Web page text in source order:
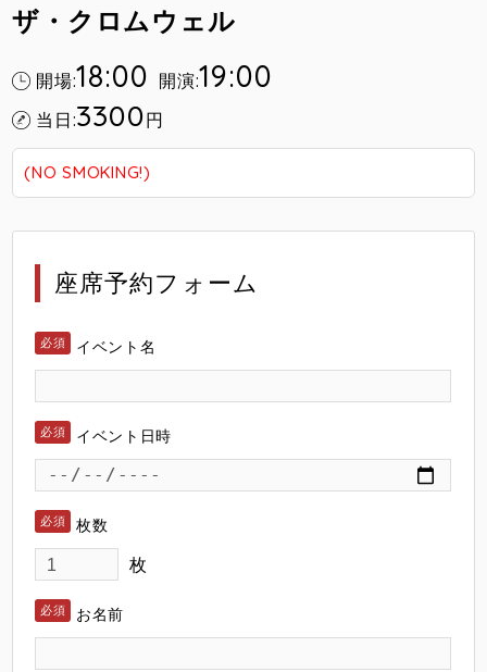
ザ・クロムウェル
開場:18:00 開演:19:00
当日:3300円
(NO SMOKING!)
座席予約フォーム
イベント名
イベント日時
枚数
枚
お名前